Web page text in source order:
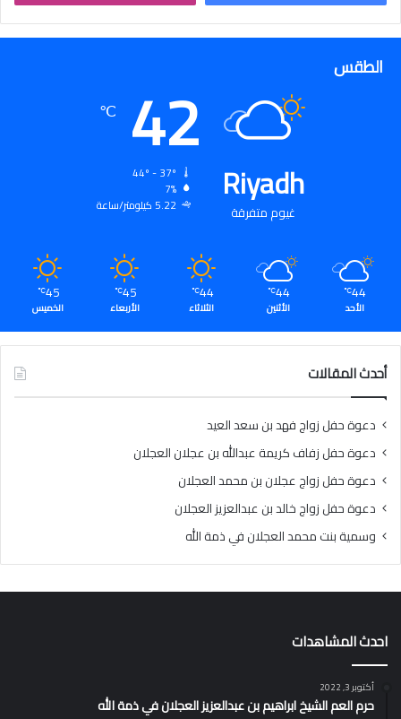
الطقس
Riyadh
غيوم متفرقة
42
℃
7%
5.22 كيلومتر/ساعة
44
℃
الأحد
44
℃
الأثنين
44
℃
الثلاثاء
45
℃
الأربعاء
45
℃
الخميس
أحدث المقالات
دعوة حفل زواج فهد بن سعد العيد
دعوة حفل زفاف كريمة عبدالله بن عجلان العجلان
دعوة حفل زواج عجلان بن محمد العجلان
دعوة حفل زواج خالد بن عبدالعزيز العجلان
وسمية بنت محمد العجلان في ذمة الله
احدث المشاهدات
أكتوبر 3, 2022
حرم العم الشيخ ابراهيم بن عبدالعزيز العجلان في ذمة الله